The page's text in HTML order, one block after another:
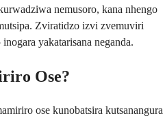
nemusoro, kana nhengo
Zviratidzo izvi zvemuviri
yakatarisana neganda.
Ose?
ose kunobatsira kutsanangura